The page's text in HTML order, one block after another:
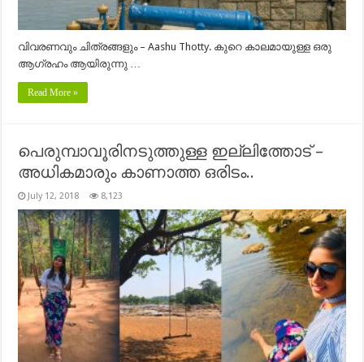
വിവരണവും ചിത്രങ്ങളും – Aashu Thotty. കുറെ കാലമായുള്ള ഒരു
ആഗ്രഹം ആയിരുന്നു …
Read More »
പെരുമ്പാവൂരിനടുത്തുള്ള ഇല്ലിത്തോട് –
അധികമാരും കാണാത്ത ഒരിടം..
July 12, 2018 8,123